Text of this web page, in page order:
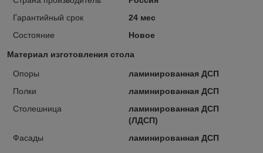
Гарантийный срок
24 мес
Состояние
Новое
Материал изготовления стола
Опоры
ламинированная ДСП
Полки
ламинированная ДСП
Столешница
ламинированная ДСП
(ЛДСП)
Фасады
ламинированная ДСП